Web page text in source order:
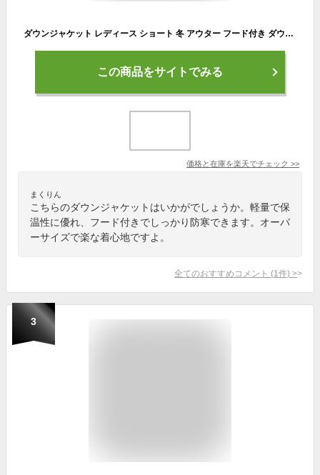
ダウンジャケット レディース ショート 冬 アウター フード付き ダウンコート 大きいサイズ 秋冬 韓国 ファッション 黒 ショートダウン 20代 30代 ビッグシルエット オーバーサイズ ゆったり シンプル カジュアル 防寒
この商品をサイトでみる
価格と在庫を楽天でチェック >>
まくりん
こちらのダウンジャケットはいかがでしょうか。軽量で保
温性に優れ、フード付きでしっかり防寒できます。オーバ
ーサイズで楽な着心地ですよ。
全てのおすすめコメント (1 件) >
3